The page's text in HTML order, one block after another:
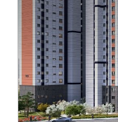
현장 경
시행 아
시공 우방
세대수 총
분양문의